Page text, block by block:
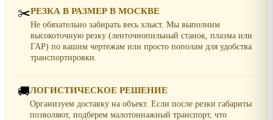
✂️РЕЗКА В РАЗМЕР В МОСКВЕ
Не обязательно забирать весь хлыст. Мы выполним
высокоточную резку (ленточнопильный станок, плазма или
ГАР) по вашим чертежам или просто пополам для удобства
транспортировки.
🚚ЛОГИСТИЧЕСКОЕ РЕШЕНИЕ
Организуем доставку на объект. Если после резки габариты
позволяют, подберем малотоннажный транспорт, что